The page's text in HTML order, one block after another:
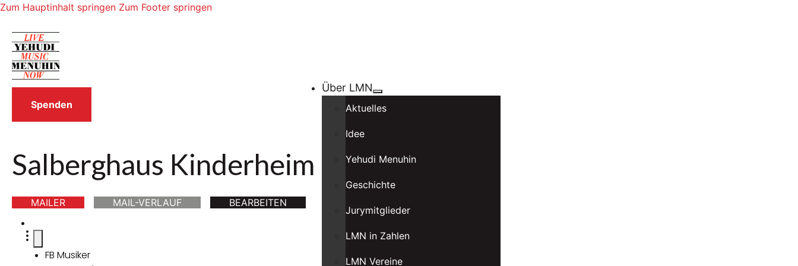
Zum Hauptinhalt springen Zum Footer springen
Über LMN
Aktuelles
Idee
Yehudi Menuhin
Geschichte
Jurymitglieder
LMN in Zahlen
LMN Vereine
Spenden
Salberghaus Kinderheim
MAILER MAIL-VERLAUF BEARBEITEN
FB Musiker